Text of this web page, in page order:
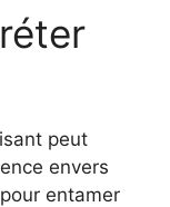
peut
envers
entamer